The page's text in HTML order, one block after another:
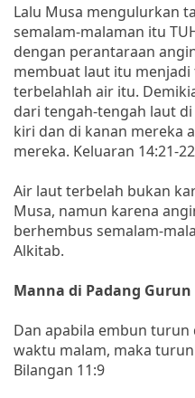
Lalu Musa mengulurkan
semalam-malaman itu
dengan perantaraan
membuat laut itu
terbelahlah air itu.
dari tengah-tengah laut
kiri dan di kanan mereka
mereka. Keluaran 14:21-22
Air laut terbelah bukan
Musa, namun karena
berhembus semalam-
Alkitab.
Manna di Padang Gurun
Dan apabila embun
waktu malam, maka
Bilangan 11:9